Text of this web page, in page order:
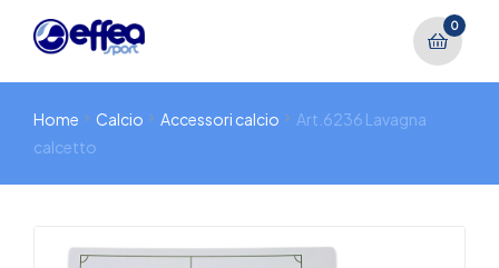
0
Home Calcio Accessori calcio
Art.6236 Lavagna
calcetto